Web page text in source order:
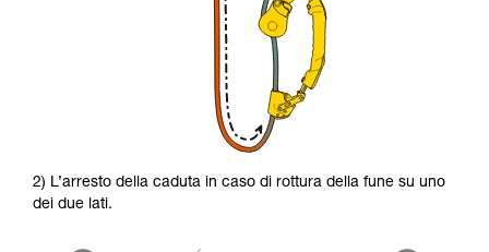
2) L’arresto della caduta in caso di rottura della fune su uno
dei due lati.